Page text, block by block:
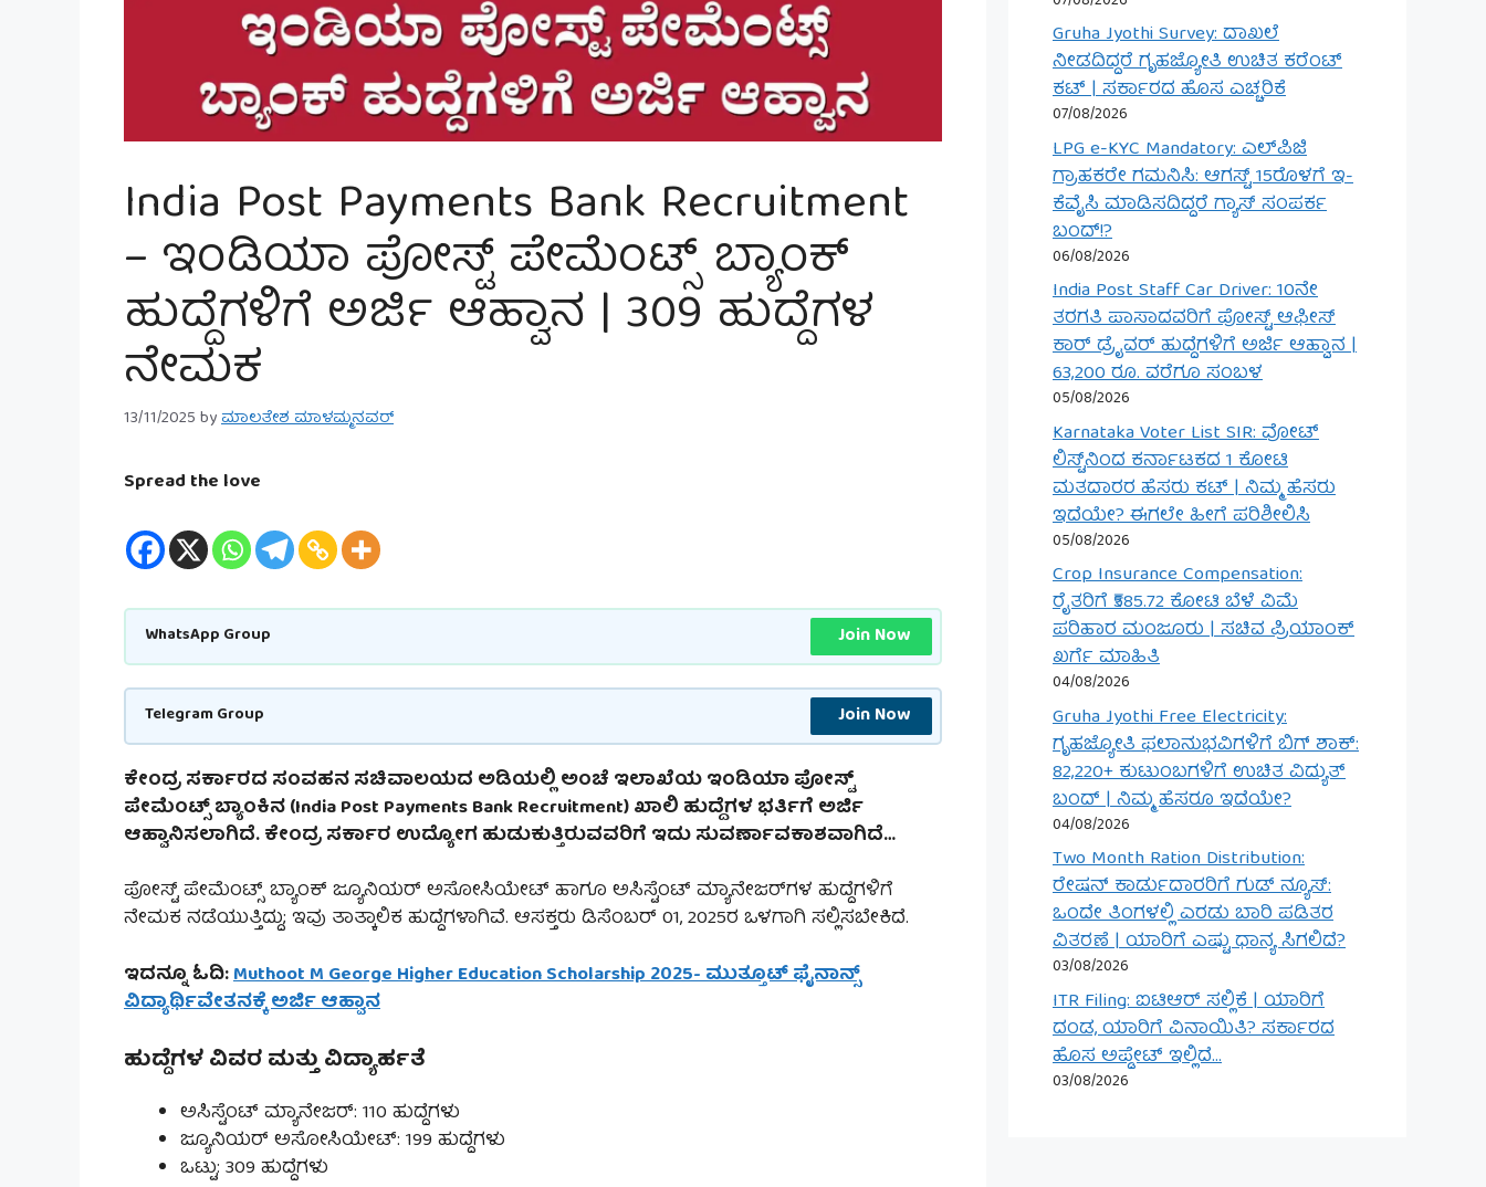
India Post Payments Bank Recruitment
– ಇಂಡಿಯಾ ಪೋಸ್ಟ್ ಪೇಮೆಂಟ್ಸ್ ಬ್ಯಾಂಕ್
ಹುದ್ದೆಗಳಿಗೆ ಅರ್ಜಿ ಆಹ್ವಾನ | 309 ಹುದ್ದೆಗಳ
ನೇಮಕ
13/11/2025byಮಾಲತೇಶ ಮಾಳಮ್ಮನವರ್
Spread the love
WhatsApp Group Join Now
Telegram Group Join Now
ಕೇಂದ್ರ ಸರ್ಕಾರದ ಸಂವಹನ ಸಚಿವಾಲಯದ ಅಡಿಯಲ್ಲಿ ಅಂಚೆ ಇಲಾಖೆಯ ಇಂಡಿಯಾ ಪೋಸ್ಟ್
ಪೇಮೆಂಟ್ಸ್ ಬ್ಯಾಂಕಿನ (India Post Payments Bank Recruitment) ಖಾಲಿ ಹುದ್ದೆಗಳ ಭರ್ತಿಗೆ ಅರ್ಜಿ
ಆಹ್ವಾನಿಸಲಾಗಿದೆ. ಕೇಂದ್ರ ಸರ್ಕಾರ ಉದ್ಯೋಗ ಹುಡುಕುತ್ತಿರುವವರಿಗೆ ಇದು ಸುವರ್ಣಾವಕಾಶವಾಗಿದೆ…
ಪೋಸ್ಟ್ ಪೇಮೆಂಟ್ಸ್ ಬ್ಯಾಂಕ್ ಜ್ಯೂನಿಯರ್ ಅಸೋಸಿಯೇಟ್ ಹಾಗೂ ಅಸಿಸ್ಟೆಂಟ್ ಮ್ಯಾನೇಜರ್‌ಗಳ ಹುದ್ದೆಗಳಿಗೆ
ನೇಮಕ ನಡೆಯುತ್ತಿದ್ದು; ಇವು ತಾತ್ಕಾಲಿಕ ಹುದ್ದೆಗಳಾಗಿವೆ. ಆಸಕ್ತರು ಡಿಸೆಂಬರ್ 01, 2025ರ ಒಳಗಾಗಿ ಸಲ್ಲಿಸಬೇಕಿದೆ.
ಇದನ್ನೂ ಓದಿ:Muthoot M George Higher Education Scholarship 2025- ಮುತ್ತೂಟ್ ಫೈನಾನ್ಸ್
ವಿದ್ಯಾರ್ಥಿವೇತನಕ್ಕೆ ಅರ್ಜಿ ಆಹ್ವಾನ
ಹುದ್ದೆಗಳ ವಿವರ ಮತ್ತು ವಿದ್ಯಾರ್ಹತೆ
ಅಸಿಸ್ಟೆಂಟ್ ಮ್ಯಾನೇಜರ್: 110 ಹುದ್ದೆಗಳು
ಜ್ಯೂನಿಯರ್ ಅಸೋಸಿಯೇಟ್: 199 ಹುದ್ದೆಗಳು
ಒಟ್ಟು: 309 ಹುದ್ದೆಗಳು
Gruha Jyothi Survey: ದಾಖಲೆ
ನೀಡದಿದ್ದರೆ ಗೃಹಜ್ಯೋತಿ ಉಚಿತ ಕರೆಂಟ್
ಕಟ್ | ಸರ್ಕಾರದ ಹೊಸ ಎಚ್ಚರಿಕೆ
07/08/2026
LPG e-KYC Mandatory: ಎಲ್‌ಪಿಜಿ
ಗ್ರಾಹಕರೇ ಗಮನಿಸಿ: ಆಗಸ್ಟ್ 15ರೊಳಗೆ ಇ-
ಕೆವೈಸಿ ಮಾಡಿಸದಿದ್ದರೆ ಗ್ಯಾಸ್ ಸಂಪರ್ಕ
ಬಂದ್!?
06/08/2026
India Post Staff Car Driver: 10ನೇ
ತರಗತಿ ಪಾಸಾದವರಿಗೆ ಪೋಸ್ಟ್ ಆಫೀಸ್
ಕಾರ್ ಡ್ರೈವರ್ ಹುದ್ದೆಗಳಿಗೆ ಅರ್ಜಿ ಆಹ್ವಾನ |
63,200 ರೂ. ವರೆಗೂ ಸಂಬಳ
05/08/2026
Karnataka Voter List SIR: ವೋಟ್
ಲಿಸ್ಟ್‌ನಿಂದ ಕರ್ನಾಟಕದ 1 ಕೋಟಿ
ಮತದಾರರ ಹೆಸರು ಕಟ್ | ನಿಮ್ಮ ಹೆಸರು
ಇದೆಯೇ? ಈಗಲೇ ಹೀಗೆ ಪರಿಶೀಲಿಸಿ
05/08/2026
Crop Insurance Compensation:
ರೈತರಿಗೆ ₹585.72 ಕೋಟಿ ಬೆಳೆ ವಿಮೆ
ಪರಿಹಾರ ಮಂಜೂರು | ಸಚಿವ ಪ್ರಿಯಾಂಕ್
ಖರ್ಗೆ ಮಾಹಿತಿ
04/08/2026
Gruha Jyothi Free Electricity:
ಗೃಹಜ್ಯೋತಿ ಫಲಾನುಭವಿಗಳಿಗೆ ಬಿಗ್ ಶಾಕ್:
82,220+ ಕುಟುಂಬಗಳಿಗೆ ಉಚಿತ ವಿದ್ಯುತ್
ಬಂದ್ | ನಿಮ್ಮ ಹೆಸರೂ ಇದೆಯೇ?
04/08/2026
Two Month Ration Distribution:
ರೇಷನ್ ಕಾರ್ಡುದಾರರಿಗೆ ಗುಡ್ ನ್ಯೂಸ್:
ಒಂದೇ ತಿಂಗಳಲ್ಲಿ ಎರಡು ಬಾರಿ ಪಡಿತರ
ವಿತರಣೆ | ಯಾರಿಗೆ ಎಷ್ಟು ಧಾನ್ಯ ಸಿಗಲಿದೆ?
03/08/2026
ITR Filing: ಐಟಿಆರ್ ಸಲ್ಲಿಕೆ | ಯಾರಿಗೆ
ದಂಡ, ಯಾರಿಗೆ ವಿನಾಯಿತಿ? ಸರ್ಕಾರದ
ಹೊಸ ಅಪ್ಡೇಟ್ ಇಲ್ಲಿದೆ…
03/08/2026